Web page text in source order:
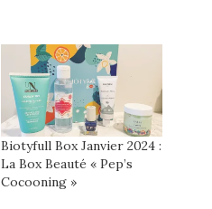
Biotyfull Box Janvier 2024 :
La Box Beauté « Pep’s
Cocooning »